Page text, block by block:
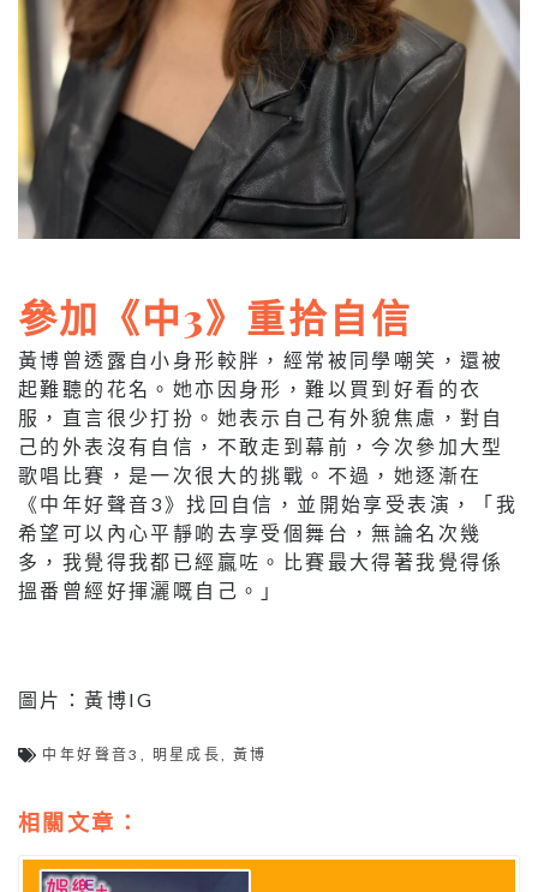
參加《中3》重拾自信
黃博曾透露自小身形較胖，經常被同學嘲笑，還被
起難聽的花名。她亦因身形，難以買到好看的衣
服，直言很少打扮。她表示自己有外貌焦慮，對自
己的外表沒有自信，不敢走到幕前，今次參加大型
歌唱比賽，是一次很大的挑戰。不過，她逐漸在
《中年好聲音3》找回自信，並開始享受表演，「我
希望可以內心平靜啲去享受個舞台，無論名次幾
多，我覺得我都已經贏咗。比賽最大得著我覺得係
搵番曾經好揮灑嘅自己。」
圖片：黃博IG
中年好聲音3 明星成長 ,黃博
相關文章：